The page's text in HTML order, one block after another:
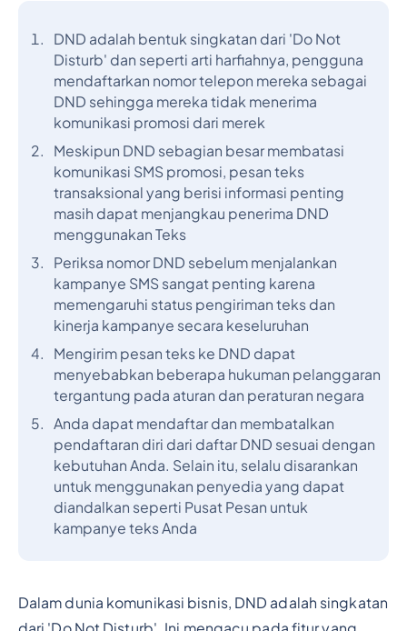
DND adalah bentuk singkatan dari 'Do Not
Disturb' dan seperti arti harfiahnya, pengguna
mendaftarkan nomor telepon mereka sebagai
DND sehingga mereka tidak menerima
komunikasi promosi dari merek
Meskipun DND sebagian besar membatasi
komunikasi SMS promosi, pesan teks
transaksional yang berisi informasi penting
masih dapat menjangkau penerima DND
menggunakan Teks
Periksa nomor DND sebelum menjalankan
kampanye SMS sangat penting karena
memengaruhi status pengiriman teks dan
kinerja kampanye secara keseluruhan
Mengirim pesan teks ke DND dapat
menyebabkan beberapa hukuman pelanggaran
tergantung pada aturan dan peraturan negara
Anda dapat mendaftar dan membatalkan
pendaftaran diri dari daftar DND sesuai dengan
kebutuhan Anda. Selain itu, selalu disarankan
untuk menggunakan penyedia yang dapat
diandalkan seperti Pusat Pesan untuk
kampanye teks Anda
Dalam dunia komunikasi bisnis, DND adalah singkatan